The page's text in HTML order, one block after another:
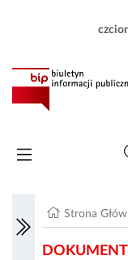
Strona